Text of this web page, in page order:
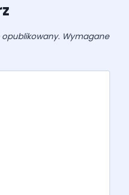
opublikowany. Wymagane